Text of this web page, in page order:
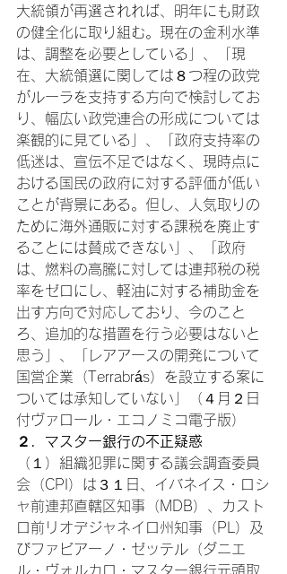
大統領が再選されれば、明年にも財政
の健全化に取り組む。現在の金利水準
は、調整を必要としている」、「現
在、大統領選に関しては８つ程の政党
がルーラを支持する方向で検討してお
り、幅広い政党連合の形成については
楽観的に見ている」、「政府支持率の
低迷は、宣伝不足ではなく、現時点に
おける国民の政府に対する評価が低い
ことが背景にある。但し、人気取りの
ために海外通販に対する課税を廃止す
ることには賛成できない」、「政府
は、燃料の高騰に対しては連邦税の税
率をゼロにし、軽油に対する補助金を
出す方向で対応しており、今のこと
ろ、追加的な措置を行う必要はないと
思う」、「レアアースの開発について
国営企業（Terrabrás）を設立する案に
ついては承知していない」（４月２日
付ヴァロール・エコノミコ電子版）
２．マスター銀行の不正疑惑
（１）組織犯罪に関する議会調査委員
会（CPI）は３１日、イバネイス・ロシ
ャ前連邦直轄区知事（MDB）、カスト
ロ前リオデジャネイロ州知事（PL）及
びファビアーノ・ゼッテル（ダニエ
ル・ヴォルカロ・マスター銀行元頭取